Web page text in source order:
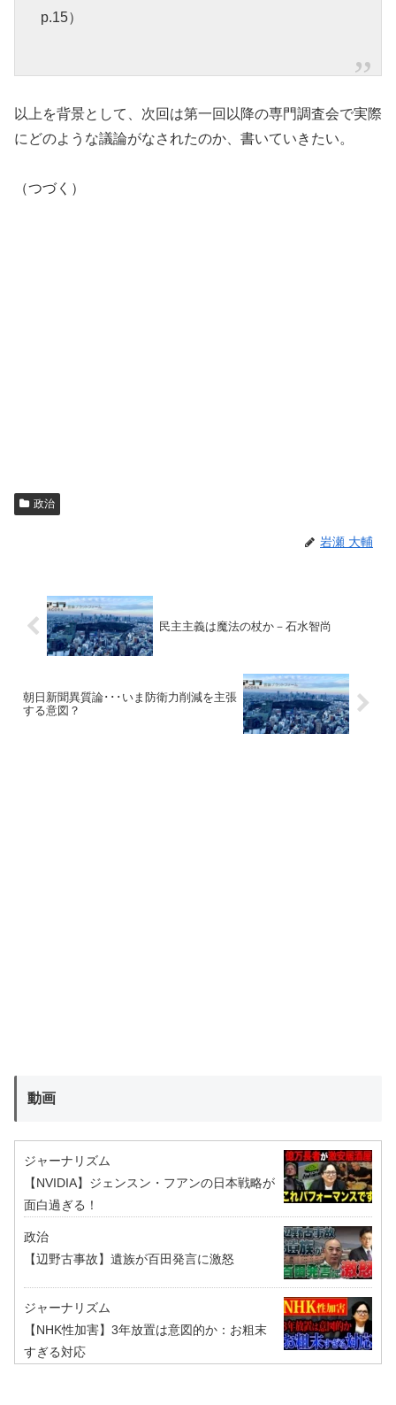
p.15）
以上を背景として、次回は第一回以降の専門調査会で実際
にどのような議論がなされたのか、書いていきたい。
（つづく）
政治
岩瀬 大輔
民主主義は魔法の杖か－石水智尚
朝日新聞異質論･･･いま防衛力削減を主張
する意図？
動画
ジャーナリズム
【NVIDIA】ジェンスン・フアンの日本戦略が
面白過ぎる！
政治
【辺野古事故】遺族が百田発言に激怒
ジャーナリズム
【NHK性加害】3年放置は意図的か：お粗末
すぎる対応